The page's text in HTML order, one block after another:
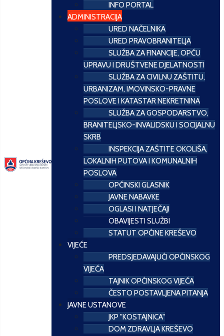
INFO PORTAL
ADMINISTRACIJA
URED NAČELNIKA
URED PRAVOBRANITELJA
SLUŽBA ZA FINANCIJE, OPĆU
UPRAVU I DRUŠTVENE DJELATNOSTI
SLUŽBA ZA CIVILNU ZAŠTITU,
URBANIZAM, IMOVINSKO-PRAVNE
POSLOVE I KATASTAR NEKRETNINA
SLUŽBA ZA GOSPODARSTVO,
BRANITELJSKO-INVALIDSKU I SOCIJALNU
SKRB
INSPEKCIJA ZAŠTITE OKOLIŠA,
LOKALNIH PUTOVA I KOMUNALNIH
POSLOVA
OPĆINSKI GLASNIK
JAVNE NABAVKE
OGLASI I NATJEČAJI
OBAVIJESTI SLUŽBI
STATUT OPĆINE KREŠEVO
VIJEĆE
PREDSJEDAVAJUĆI OPĆINSKOG
VIJEĆA
TAJNIK OPĆINSKOG VIJEĆA
ČESTO POSTAVLJENA PITANJA
JAVNE USTANOVE
JKP "KOSTAJNICA"
DOM ZDRAVLJA KREŠEVO